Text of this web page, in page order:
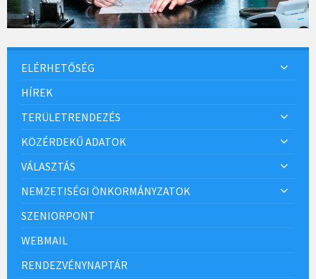
ELÉRHETŐSÉG
HÍREK
TERÜLETRENDEZÉS
KÖZÉRDEKŰ ADATOK
VÁLASZTÁS
NEMZETISÉGI ÖNKORMÁNYZATOK
SZENIORPONT
WEBMAIL
RENDEZVÉNYNAPTÁR